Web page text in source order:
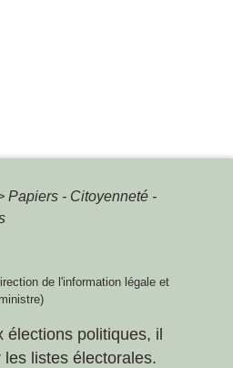
Papiers - Citoyenneté -
de l'information légale et
élections politiques, il
listes électorales.